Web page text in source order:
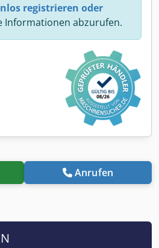
registrieren oder
Informationen abzurufen.
Anrufen